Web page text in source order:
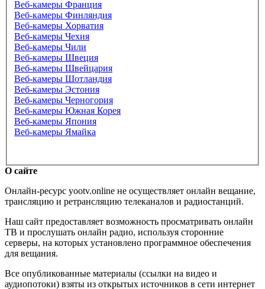
Веб-камеры Франция
Веб-камеры Финляндия
Веб-камеры Хорватия
Веб-камеры Чехия
Веб-камеры Чили
Веб-камеры Швеция
Веб-камеры Швейцария
Веб-камеры Шотландия
Веб-камеры Эстония
Веб-камеры Черногория
Веб-камеры Южная Корея
Веб-камеры Япония
Веб-камеры Ямайка
О сайте
Онлайн-ресурс yootv.online не осуществляет онлайн вещание,
трансляцию и ретрансляцию телеканалов и радиостанций.
Наш сайт предоставляет возможность просматривать онлайн
ТВ и прослушать онлайн радио, используя сторонние
серверы, на которых установлено программное обеспечения
для вещания.
Все опубликованные материалы (ссылки на видео и
аудиопотоки) взяты из открытых источников в сети интернет